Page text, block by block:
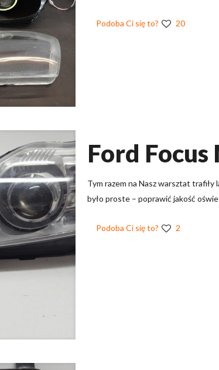
Podoba Ci się to? 20
Ford
Tym razem na Nasz warsztat trafiły
było proste – poprawić jakość
Podoba Ci się to? 2